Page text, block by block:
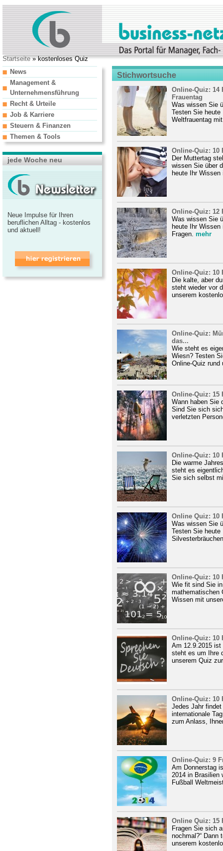
Startseite» kostenloses Quiz
Stichwortsuche
Online-Quiz: 14
Frauentag
Was wissen Sie
Testen Sie
Weltfrauentag
Online-Quiz: 10
Der Muttertag
wissen Sie über
heute Ihr
Online-Quiz: 12
Was wissen Sie
heute Ihr
Fragen. mehr
Online-Quiz: 10
Die kalte, aber
steht wieder vor
unserem
Online-Quiz:
das...
Wie steht es
Wiesn? Testen
Online-Quiz rund
Online-Quiz: 15
Wann haben Sie
Sind Sie sich
verletzten
Online-Quiz: 10
Die warme
steht es
Sie sich selbst
Online Quiz: 10
Was wissen Sie
Testen Sie
Online-Quiz: 10
Wie fit sind Sie
mathematischen
Wissen mit
Online-Quiz: 10
Am 12.9.2015 ist
steht es um Ihre
unserem Quiz
Online-Quiz: 10
Jedes Jahr
internationale
zum Anlass,
Online-Quiz: 9
Am Donnerstag
2014 in Brasilien
Fußball
Online Quiz: 15
Fragen Sie sich
nochmal?“ Dann
unserem
News
Management &
Unternehmensführung
Recht & Urteile
Job & Karriere
Steuern & Finanzen
Themen & Tools
jede Woche neu
Neue Impulse für Ihren
beruflichen Alltag - kostenlos
und aktuell!